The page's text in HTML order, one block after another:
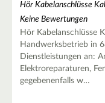
Hör Kabelanschlüsse
Keine Bewertungen
Hör Kabelanschlüsse
Handwerksbetrieb in
Dienstleistungen an:
Elektroreparaturen,
gegebenenfalls w…